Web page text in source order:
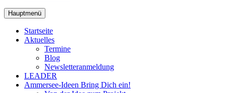
Hauptmenü
Startseite
Aktuelles
Termine
Blog
Newsletteranmeldung
LEADER
Ammersee-Ideen Bring Dich ein!